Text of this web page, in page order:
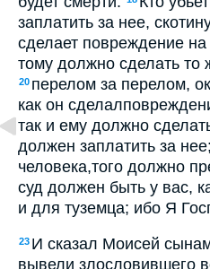
заплатить за нее,
сделает повреждение на
тому должно сделать то
20 перелом за перелом,
как он
так и ему должно
должен заплатить за
человека,того должно
суд должен быть у вас,
и для туземца; ибо Я
23 И сказал Моисей
вывели злословившего